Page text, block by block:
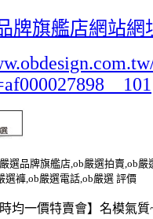
牌旗艦店網站網
選品牌旗艦店,ob嚴選拍賣,ob
選褲,ob嚴選電話,ob嚴選 評價
均一價特賣會】名模氣